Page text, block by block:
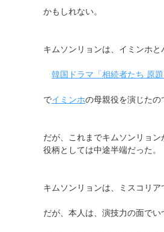
かもしれない。
キムソンリョンは、イミンホと
韓国ドラマ「相続者たち 原題
でイミンホの母親役を演じたの
だが、これまでキムソンリョ
役柄としては中途半端だった。
キムソンリョンは、ミスコリア
だが、本人は、演技力の面でい